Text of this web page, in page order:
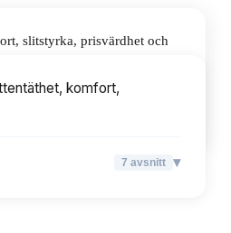
slitstyrka, prisvärdhet och
komfort,
7 avsnitt ▾